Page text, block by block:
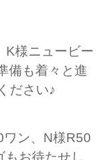
K様ニュービー
備も着々と進
ださい♪
ン、N様R50
もお待たせし